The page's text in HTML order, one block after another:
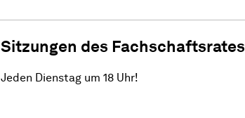
Sitzungen des Fachschaftsrates
Jeden Dienstag um 18 Uhr!